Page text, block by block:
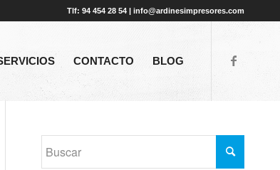
Tlf: 94 454 28 54 | info@ardinesimpresores.com
CONTACTO BLOG